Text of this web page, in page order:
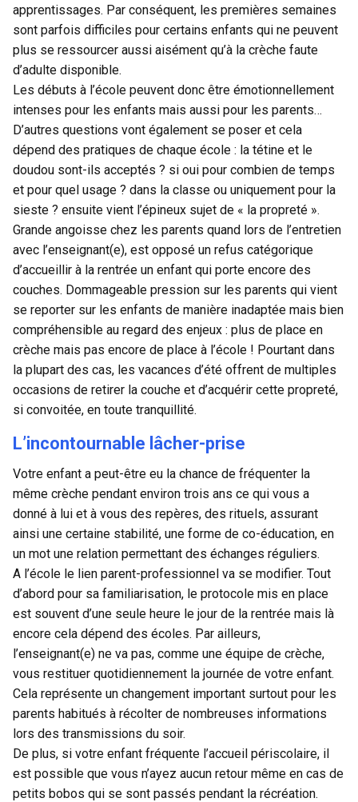
apprentissages. Par conséquent, les premières semaines
sont parfois difficiles pour certains enfants qui ne peuvent
plus se ressourcer aussi aisément qu’à la crèche faute
d’adulte disponible.
Les débuts à l’école peuvent donc être émotionnellement
intenses pour les enfants mais aussi pour les parents…
D’autres questions vont également se poser et cela
dépend des pratiques de chaque école : la tétine et le
doudou sont-ils acceptés ? si oui pour combien de temps
et pour quel usage ? dans la classe ou uniquement pour la
sieste ? ensuite vient l’épineux sujet de « la propreté ».
Grande angoisse chez les parents quand lors de l’entretien
avec l’enseignant(e), est opposé un refus catégorique
d’accueillir à la rentrée un enfant qui porte encore des
couches. Dommageable pression sur les parents qui vient
se reporter sur les enfants de manière inadaptée mais bien
compréhensible au regard des enjeux : plus de place en
crèche mais pas encore de place à l’école ! Pourtant dans
la plupart des cas, les vacances d’été offrent de multiples
occasions de retirer la couche et d’acquérir cette propreté,
si convoitée, en toute tranquillité.
L’incontournable lâcher-prise
Votre enfant a peut-être eu la chance de fréquenter la
même crèche pendant environ trois ans ce qui vous a
donné à lui et à vous des repères, des rituels, assurant
ainsi une certaine stabilité, une forme de co-éducation, en
un mot une relation permettant des échanges réguliers.
A l’école le lien parent-professionnel va se modifier. Tout
d’abord pour sa familiarisation, le protocole mis en place
est souvent d’une seule heure le jour de la rentrée mais là
encore cela dépend des écoles. Par ailleurs,
l’enseignant(e) ne va pas, comme une équipe de crèche,
vous restituer quotidiennement la journée de votre enfant.
Cela représente un changement important surtout pour les
parents habitués à récolter de nombreuses informations
lors des transmissions du soir.
De plus, si votre enfant fréquente l’accueil périscolaire, il
est possible que vous n’ayez aucun retour même en cas de
petits bobos qui se sont passés pendant la récréation.